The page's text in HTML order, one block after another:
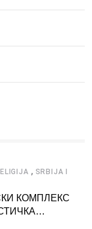
, SRBIJA I
КОМПЛЕКС